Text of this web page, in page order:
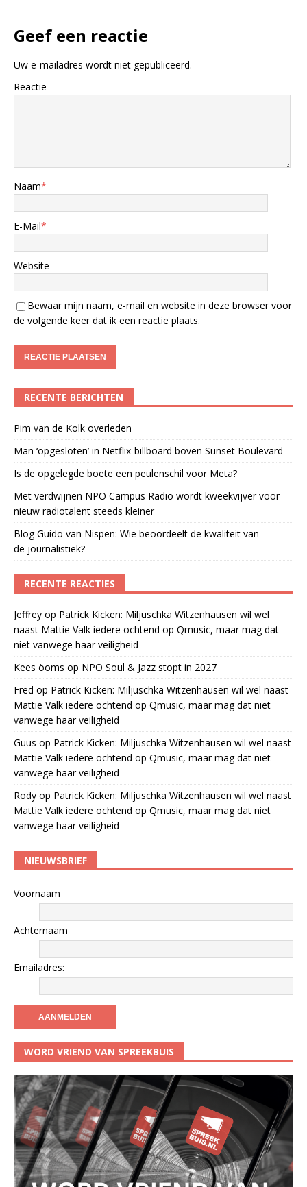
Geef een reactie
Uw e-mailadres wordt niet gepubliceerd.
Reactie
Naam*
E-Mail*
Website
Bewaar mijn naam, e-mail en website in deze browser voor
de volgende keer dat ik een reactie plaats.
RECENTE BERICHTEN
Pim van de Kolk overleden
Man ‘opgesloten’ in Netflix-billboard boven Sunset Boulevard
Is de opgelegde boete een peulenschil voor Meta?
Met verdwijnen NPO Campus Radio wordt kweekvijver voor
nieuw radiotalent steeds kleiner
Blog Guido van Nispen: Wie beoordeelt de kwaliteit van
de journalistiek?
RECENTE REACTIES
Jeffrey op Patrick Kicken: Miljuschka Witzenhausen wil wel
naast Mattie Valk iedere ochtend op Qmusic, maar mag dat
niet vanwege haar veiligheid
Kees öoms op NPO Soul & Jazz stopt in 2027
Fred op Patrick Kicken: Miljuschka Witzenhausen wil wel naast
Mattie Valk iedere ochtend op Qmusic, maar mag dat niet
vanwege haar veiligheid
Guus op Patrick Kicken: Miljuschka Witzenhausen wil wel naast
Mattie Valk iedere ochtend op Qmusic, maar mag dat niet
vanwege haar veiligheid
Rody op Patrick Kicken: Miljuschka Witzenhausen wil wel naast
Mattie Valk iedere ochtend op Qmusic, maar mag dat niet
vanwege haar veiligheid
NIEUWSBRIEF
Voornaam
Achternaam
Emailadres:
WORD VRIEND VAN SPREEKBUIS